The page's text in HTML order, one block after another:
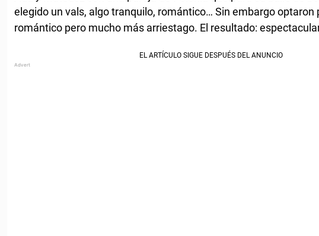
elegido un vals, algo tranquilo, romántico… Sin embargo optaron
romántico pero mucho más arriestago. El resultado: